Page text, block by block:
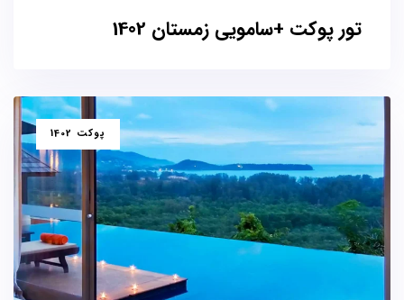
تور پوکت +سامویی زمستان 1402
برچسب
ها
پوکت 1402